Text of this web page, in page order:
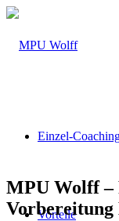
Einzel-
Vorteile
MPU Wolff –
Vorbereitung